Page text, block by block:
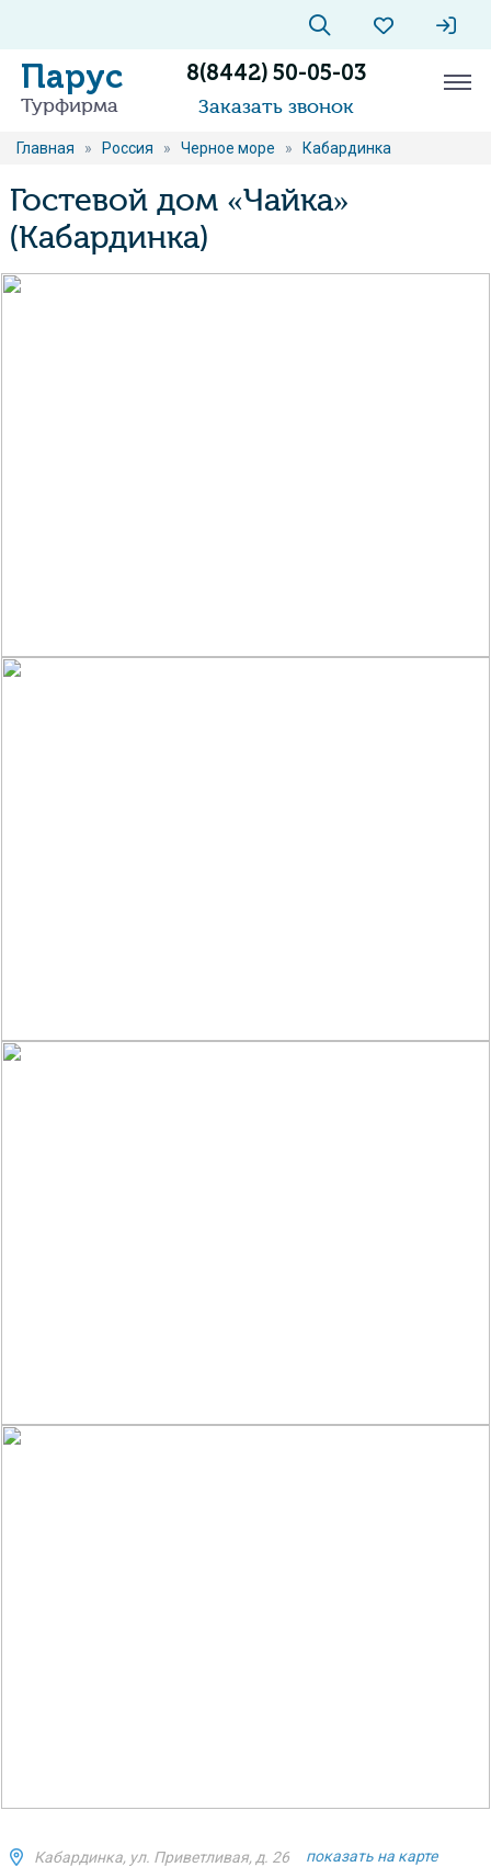
Парус
Турфирма
8(8442) 50-05-03
Заказать звонок
Главная » Россия » Черное море » Кабардинка
Гостевой дом «Чайка»
(Кабардинка)
Кабардинка, ул. Приветливая, д. 26 показать на карте